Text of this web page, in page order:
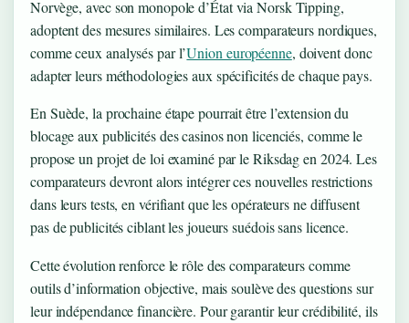
Norvège, avec son monopole d’État via Norsk Tipping,
adoptent des mesures similaires. Les comparateurs nordiques,
comme ceux analysés par l’Union européenne, doivent donc
adapter leurs méthodologies aux spécificités de chaque pays.
En Suède, la prochaine étape pourrait être l’extension du
blocage aux publicités des casinos non licenciés, comme le
propose un projet de loi examiné par le Riksdag en 2024. Les
comparateurs devront alors intégrer ces nouvelles restrictions
dans leurs tests, en vérifiant que les opérateurs ne diffusent
pas de publicités ciblant les joueurs suédois sans licence.
Cette évolution renforce le rôle des comparateurs comme
outils d’information objective, mais soulève des questions sur
leur indépendance financière. Pour garantir leur crédibilité, ils